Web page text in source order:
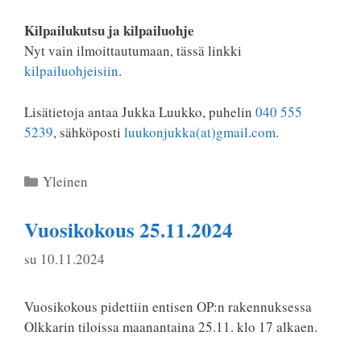
Kilpailukutsu ja kilpailuohje
Nyt vain ilmoittautumaan, tässä linkki
kilpailuohjeisiin.
Lisätietoja antaa Jukka Luukko, puhelin 040 555
5239, sähköposti luukonjukka(at)gmail.com.
Kategoriat
Yleinen
Vuosikokous 25.11.2024
su 10.11.2024
Vuosikokous pidettiin entisen OP:n rakennuksessa
Olkkarin tiloissa maanantaina 25.11. klo 17 alkaen.